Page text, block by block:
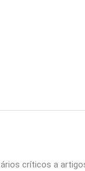
críticos a